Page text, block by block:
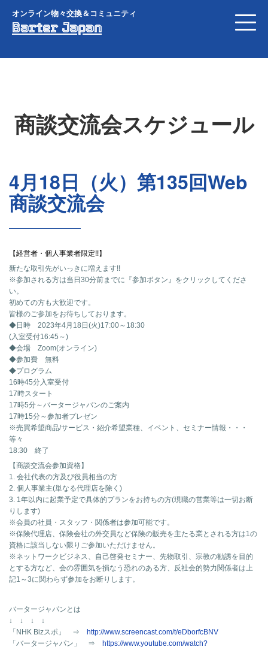
オンライン物々交換＆コミュニティ
Barter Japan
商談交流会スケジュール
4月18日（火）第135回Web
商談交流会
【経営者・個人事業者限定!!】
新たな取引先がいっきに増えます!!
※参加される方は当日30分前までに『参加ボタン』をクリックしてくださ
い。
初めての方も大歓迎です。
皆様のご参加をお待ちしております。
◆日時 2023年4月18日(火)17:00～18:30
(入室受付16:45～)
◆会場 Zoom(オンライン)
◆参加費 無料
◆プログラム
16時45分入室受付
17時スタート
17時5分～バータージャパンのご案内
17時15分～参加者プレゼン
※売買希望商品/サービス・紹介希望業種、イベント、セミナー情報・・・
等々
18:30 終了
【商談交流会参加資格】
1. 会社代表の方及び役員相当の方
2. 個人事業主(単なる代理店を除く)
3. 1年以内に起業予定で具体的プランをお持ちの方(現職の営業等は一切お断
りします)
※会員の社員・スタッフ・関係者は参加可能です。
※保険代理店、保険会社の外交員など保険の販売を主たる業とされる方は1の
資格に該当しない限りご参加いただけません。
※ネットワークビジネス、自己啓発セミナー、先物取引、宗教の勧誘を目的
とする方など、会の雰囲気を損なう恐れのある方、反社会的勢力関係者は上
記1～3に関わらず参加をお断りします。
バータージャパンとは
↓ ↓ ↓ ↓
「NHK Bizスポ」 ⇒
http://www.screencast.com/t/eDborfcBNV
「バータージャパン」 ⇒
https://www.youtube.com/watch?